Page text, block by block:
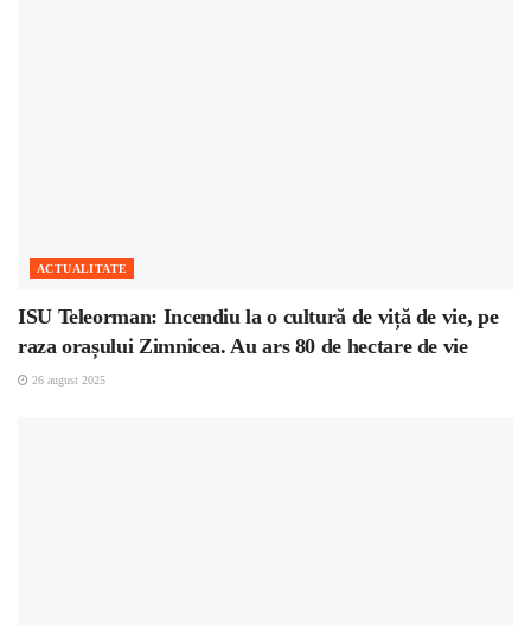
ACTUALITATE
ISU Teleorman: Incendiu la o cultură de viță de vie, pe
raza orașului Zimnicea. Au ars 80 de hectare de vie
26 august 2025